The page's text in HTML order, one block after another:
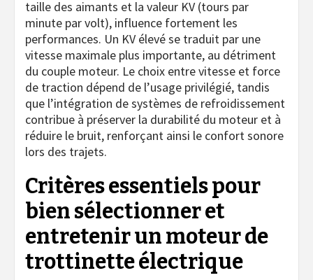
taille des aimants et la valeur KV (tours par
minute par volt), influence fortement les
performances. Un KV élevé se traduit par une
vitesse maximale plus importante, au détriment
du couple moteur. Le choix entre vitesse et force
de traction dépend de l’usage privilégié, tandis
que l’intégration de systèmes de refroidissement
contribue à préserver la durabilité du moteur et à
réduire le bruit, renforçant ainsi le confort sonore
lors des trajets.
Critères essentiels pour
bien sélectionner et
entretenir un moteur de
trottinette électrique